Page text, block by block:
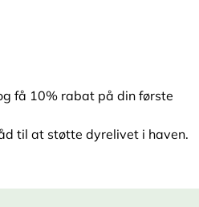
få 10% rabat på din første
til at støtte dyrelivet i haven.